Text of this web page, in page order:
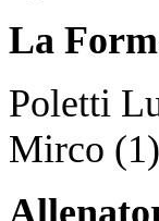
La
Poletti
Mirco